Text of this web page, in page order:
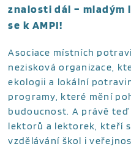
znalosti dál – mladým
se k AMPI!
Asociace místních
nezisková organizace,
ekologii a lokální
programy, které mění
budoucnost. A právě
lektorů a lektorek, kteří
vzdělávání škol i